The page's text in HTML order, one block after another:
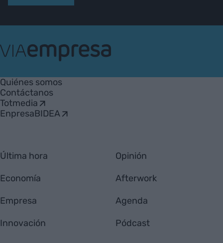
Empresa
Quiénes somos
Contáctanos
Totmedia
EnpresaBIDEA
Última hora
Economía
Empresa
Innovación
Opinión
Afterwork
Agenda
Pódcast